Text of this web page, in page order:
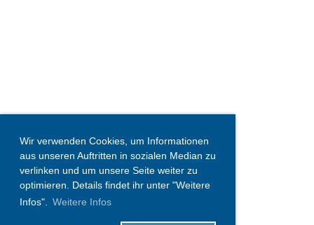
Wir verwenden Cookies, um Informationen
aus unseren Auftritten in sozialen Median zu
verlinken und um unsere Seite weiter zu
optimieren. Details findet ihr unter "Weitere
Infos". Weitere Infos